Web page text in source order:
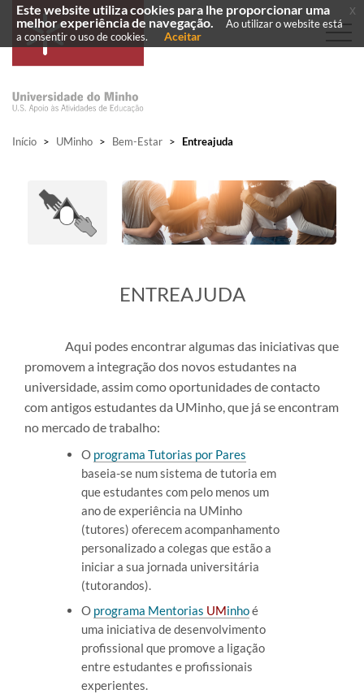
Início > UMinho > Bem-Estar > Entreajuda
​ENTREAJUDA
Aqui podes encontrar algumas das iniciativas que
promovem a integração dos novos estudantes na
universidade, assim como oportunidades de contacto
com antigos estudantes da UMinho, que já se encontram
no mercado de trabalho:
O programa Tutorias por Pares
baseia-se num sistema de tutoria em
que estudantes com pelo menos um
ano de experiência na UMinho
(tutores) oferecem acompanhamento
personalizado a colegas que estão a
iniciar a sua jornada universitária
(tutorandos).
O programa Mentorias UMinhoé
uma iniciativa de desenvolvimento
profissional que promove a ligação
entre estudantes e profissionais
experientes.
Este website utiliza cookies para lhe proporcionar uma
melhor experiência de navegação.
Ao utilizar o website está
a consentir o uso de cookies.
Aceitar
x